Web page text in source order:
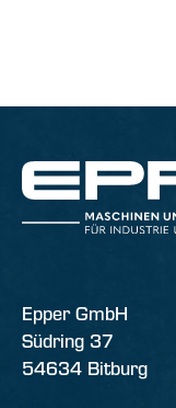
Epper GmbH
Südring 37
54634 Bitburg